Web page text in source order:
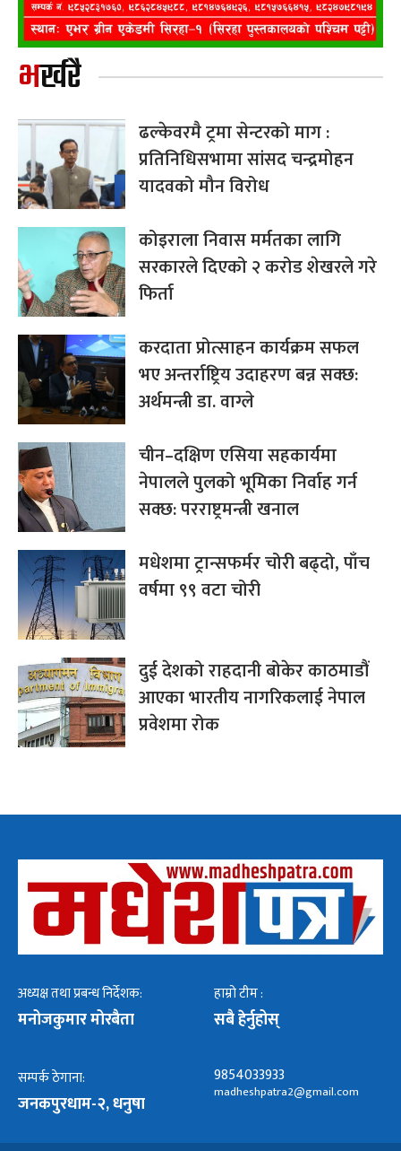
भर्खरै
ढल्केवरमै ट्रमा सेन्टरको माग :
प्रतिनिधिसभामा सांसद चन्द्रमोहन
यादवको मौन विरोध
कोइराला निवास मर्मतका लागि
सरकारले दिएको २ करोड शेखरले गरे
फिर्ता
करदाता प्रोत्साहन कार्यक्रम सफल
भए अन्तर्राष्ट्रिय उदाहरण बन्न सक्छ:
अर्थमन्त्री डा. वाग्ले
चीन–दक्षिण एसिया सहकार्यमा
नेपालले पुलको भूमिका निर्वाह गर्न
सक्छ: परराष्ट्रमन्त्री खनाल
मधेशमा ट्रान्सफर्मर चोरी बढ्दो, पाँच
वर्षमा ९९ वटा चोरी
दुई देशको राहदानी बोकेर काठमाडौं
आएका भारतीय नागरिकलाई नेपाल
प्रवेशमा रोक
अध्यक्ष तथा प्रबन्ध निर्देशक:
मनोजकुमार मोरबैता
हाम्रो टीम :
सबै हेर्नुहोस्
सम्पर्क ठेगाना:
जनकपुरधाम-२, धनुषा
9854033933
madheshpatra2@gmail.com